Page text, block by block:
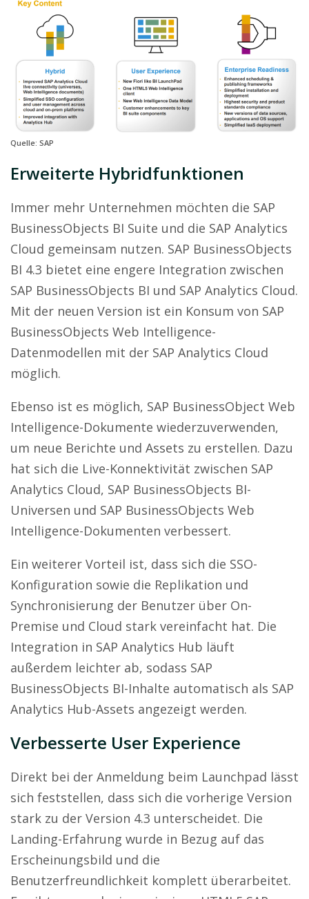
Quelle: SAP
Erweiterte Hybridfunktionen
Immer mehr Unternehmen möchten die SAP
BusinessObjects BI Suite und die SAP Analytics
Cloud gemeinsam nutzen. SAP BusinessObjects
BI 4.3 bietet eine engere Integration zwischen
SAP BusinessObjects BI und SAP Analytics Cloud.
Mit der neuen Version ist ein Konsum von SAP
BusinessObjects Web Intelligence-
Datenmodellen mit der SAP Analytics Cloud
möglich.
Ebenso ist es möglich, SAP BusinessObject Web
Intelligence-Dokumente wiederzuverwenden,
um neue Berichte und Assets zu erstellen. Dazu
hat sich die Live-Konnektivität zwischen SAP
Analytics Cloud, SAP BusinessObjects BI-
Universen und SAP BusinessObjects Web
Intelligence-Dokumenten verbessert.
Ein weiterer Vorteil ist, dass sich die SSO-
Konfiguration sowie die Replikation und
Synchronisierung der Benutzer über On-
Premise und Cloud stark vereinfacht hat. Die
Integration in SAP Analytics Hub läuft
außerdem leichter ab, sodass SAP
BusinessObjects BI-Inhalte automatisch als SAP
Analytics Hub-Assets angezeigt werden.
Verbesserte User Experience
Direkt bei der Anmeldung beim Launchpad lässt
sich feststellen, dass sich die vorherige Version
stark zu der Version 4.3 unterscheidet. Die
Landing-Erfahrung wurde in Bezug auf das
Erscheinungsbild und die
Benutzerfreundlichkeit komplett überarbeitet.